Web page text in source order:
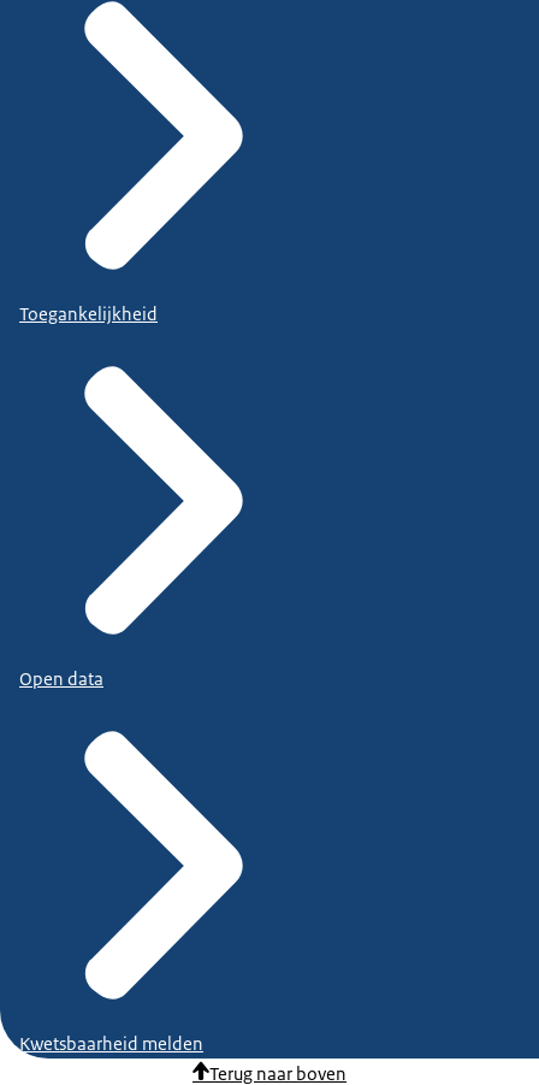
Toegankelijkheid
Open data
Kwetsbaarheid melden
Terug naar boven